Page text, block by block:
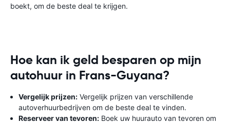
boekt, om de beste deal te krijgen.
Hoe kan ik geld besparen op mijn
autohuur in Frans-Guyana?
Vergelijk prijzen: Vergelijk prijzen van verschillende
autoverhuurbedrijven om de beste deal te vinden.
Reserveer van tevoren: Boek uw huurauto van tevoren om